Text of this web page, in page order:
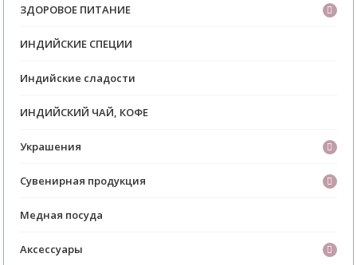
ЗДОРОВОЕ ПИТАНИЕ
ИНДИЙСКИЕ СПЕЦИИ
Индийские сладости
ИНДИЙСКИЙ ЧАЙ, КОФЕ
Украшения
Сувенирная продукция
Медная посуда
Аксессуары